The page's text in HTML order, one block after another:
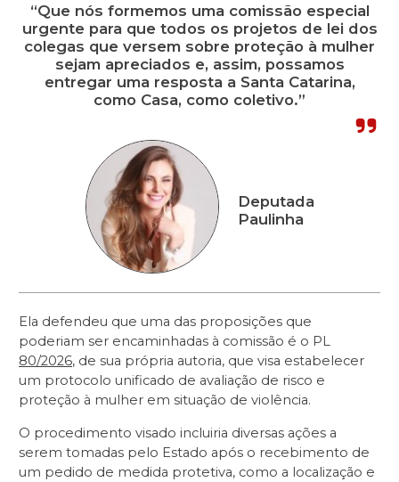
“Que nós formemos uma comissão especial
urgente para que todos os projetos de lei dos
colegas que versem sobre proteção à mulher
sejam apreciados e, assim, possamos
entregar uma resposta a Santa Catarina,
como Casa, como coletivo.”
Deputada
Paulinha
Ela defendeu que uma das proposições que
poderiam ser encaminhadas à comissão é o PL
80/2026, de sua própria autoria, que visa estabelecer
um protocolo unificado de avaliação de risco e
proteção à mulher em situação de violência.
O procedimento visado incluiria diversas ações a
serem tomadas pelo Estado após o recebimento de
um pedido de medida protetiva, como a localização e